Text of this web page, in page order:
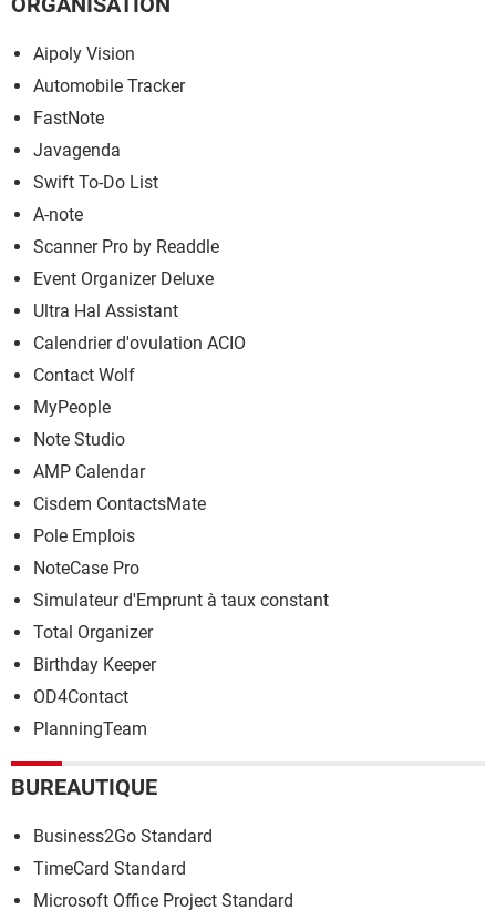
Aipoly Vision
Automobile Tracker
FastNote
Javagenda
Swift To-Do List
A-note
Scanner Pro by Readdle
Event Organizer Deluxe
Ultra Hal Assistant
Calendrier d'ovulation ACIO
Contact Wolf
MyPeople
Note Studio
AMP Calendar
Cisdem ContactsMate
Pole Emplois
NoteCase Pro
Simulateur d'Emprunt à taux constant
Total Organizer
Birthday Keeper
OD4Contact
PlanningTeam
BUREAUTIQUE
Business2Go Standard
TimeCard Standard
Microsoft Office Project Standard